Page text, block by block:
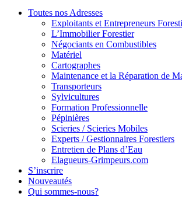
Toutes nos Adresses
Exploitants et Entrepreneurs
L’Immobilier Forestier
Négociants en Combustibles
Matériel
Cartographes
Maintenance et la Réparation de
Transporteurs
Sylvicultures
Formation Professionnelle
Pépinières
Scieries / Scieries Mobiles
Experts / Gestionnaires Forestiers
Entretien de Plans d’Eau
Elagueurs-Grimpeurs.com
S’inscrire
Nouveautés
Qui sommes-nous?